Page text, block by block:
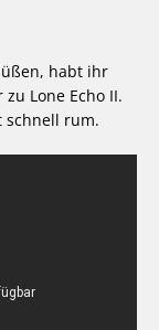
habt ihr
Lone Echo II.
schnell rum.